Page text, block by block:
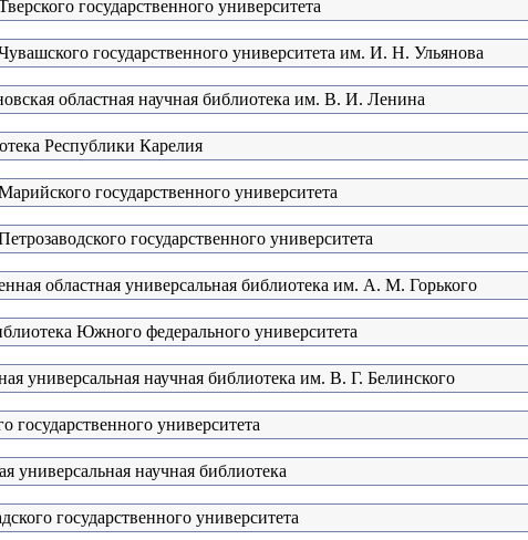
государственного университета
государственного университета им. И. Н. Ульянова
областная научная библиотека им. В. И. Ленина
Республики Карелия
государственного университета
государственного университета
областная универсальная библиотека им. А. М. Горького
Южного федерального университета
универсальная научная библиотека им. В. Г. Белинского
государственного университета
универсальная научная библиотека
государственного университета